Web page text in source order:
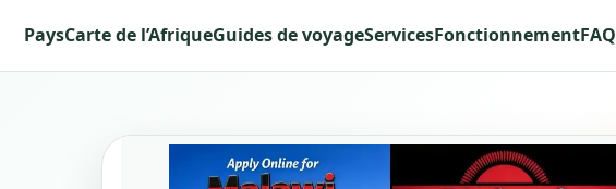
PaysCarte de l’AfriqueGuides de voyageServicesFonctionnementFAQ